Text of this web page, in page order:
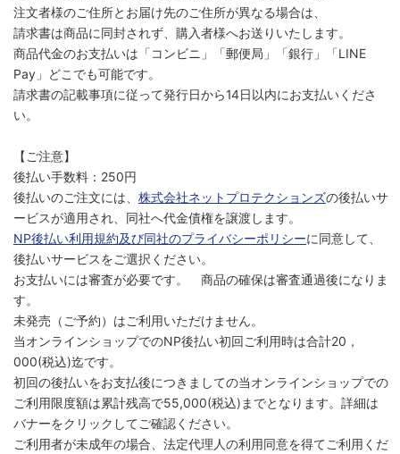
注文者様のご住所とお届け先のご住所が異なる場合は、
請求書は商品に同封されず、購入者様へお送りいたします。
商品代金のお支払いは「コンビニ」「郵便局」「銀行」「LINE
Pay」どこでも可能です。
請求書の記載事項に従って発行日から14日以内にお支払いくださ
い。
【ご注意】
後払い手数料：250円
後払いのご注文には、 株式会社ネットプロテクションズの後払いサ
ービスが適用され、同社へ代金債権を譲渡します。
NP後払い利用規約及び同社のプライバシーポリシーに同意して、
後払いサービスをご選択ください。
お支払いには審査が必要です。 商品の確保は審査通過後になりま
す。
未発売（ご予約）はご利用いただけません。
当オンラインショップでのNP後払い初回ご利用時は合計20，
000(税込)迄です。
初回の後払いをお支払後につきましての当オンラインショップでの
ご利用限度額は累計残高で55,000(税込)までとなります。詳細は
バナーをクリックしてご確認ください。
ご利用者が未成年の場合、法定代理人の利用同意を得てご利用くだ